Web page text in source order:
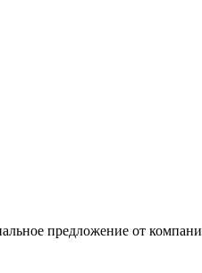
предложение от